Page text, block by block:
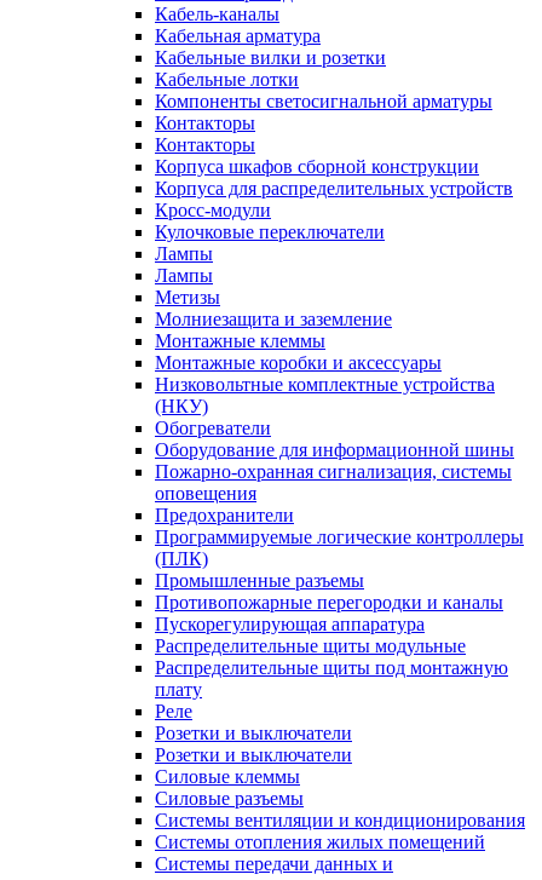
Кабель-каналы
Кабельная арматура
Кабельные вилки и розетки
Кабельные лотки
Компоненты светосигнальной арматуры
Контакторы
Контакторы
Корпуса шкафов сборной конструкции
Корпуса для распределительных устройств
Кросс-модули
Кулочковые переключатели
Лампы
Лампы
Метизы
Молниезащита и заземление
Монтажные клеммы
Монтажные коробки и аксессуары
Низковольтные комплектные устройства
(НКУ)
Обогреватели
Оборудование для информационной шины
Пожарно-охранная сигнализация, системы
оповещения
Предохранители
Программируемые логические контроллеры
(ПЛК)
Промышленные разъемы
Противопожарные перегородки и каналы
Пускорегулирующая аппаратура
Распределительные щиты модульные
Распределительные щиты под монтажную
плату
Реле
Розетки и выключатели
Розетки и выключатели
Силовые клеммы
Силовые разъемы
Системы вентиляции и кондиционирования
Системы отопления жилых помещений
Системы передачи данных и